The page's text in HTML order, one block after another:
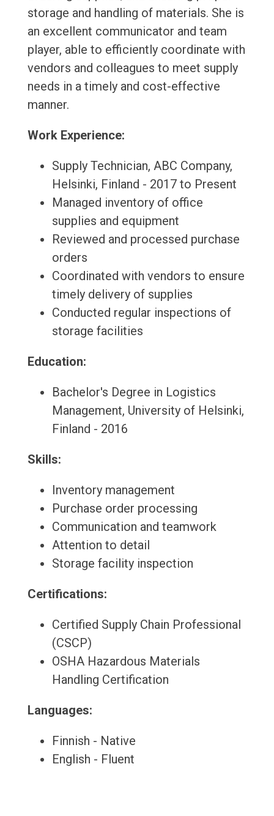
storage and handling of materials. She is
an excellent communicator and team
player, able to efficiently coordinate with
vendors and colleagues to meet supply
needs in a timely and cost-effective
manner.
Work Experience:
Supply Technician, ABC Company,
Helsinki, Finland - 2017 to Present
Managed inventory of office
supplies and equipment
Reviewed and processed purchase
orders
Coordinated with vendors to ensure
timely delivery of supplies
Conducted regular inspections of
storage facilities
Education:
Bachelor's Degree in Logistics
Management, University of Helsinki,
Finland - 2016
Skills:
Inventory management
Purchase order processing
Communication and teamwork
Attention to detail
Storage facility inspection
Certifications:
Certified Supply Chain Professional
(CSCP)
OSHA Hazardous Materials
Handling Certification
Languages:
Finnish - Native
English - Fluent